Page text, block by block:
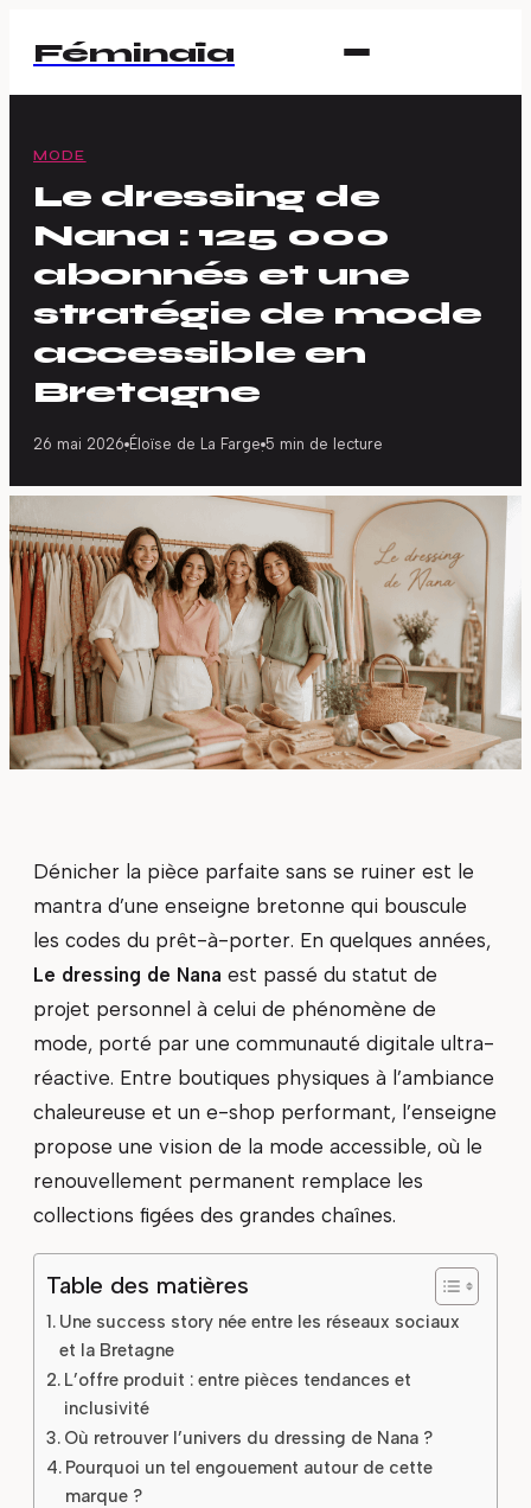
Féminaïa
MODE
Le dressing de
Nana : 125 000
abonnés et une
stratégie de mode
accessible en
Bretagne
26 mai 2026· Éloïse de La Farge·5 min de lecture
Dénicher la pièce parfaite sans se ruiner est le
mantra d’une enseigne bretonne qui bouscule
les codes du prêt-à-porter. En quelques années,
Le dressing de Nana est passé du statut de
projet personnel à celui de phénomène de
mode, porté par une communauté digitale ultra-
réactive. Entre boutiques physiques à l’ambiance
chaleureuse et un e-shop performant, l’enseigne
propose une vision de la mode accessible, où le
renouvellement permanent remplace les
collections figées des grandes chaînes.
Table des matières
Une success story née entre les réseaux sociaux
et la Bretagne
L’offre produit : entre pièces tendances et
inclusivité
Où retrouver l’univers du dressing de Nana ?
Pourquoi un tel engouement autour de cette
marque ?